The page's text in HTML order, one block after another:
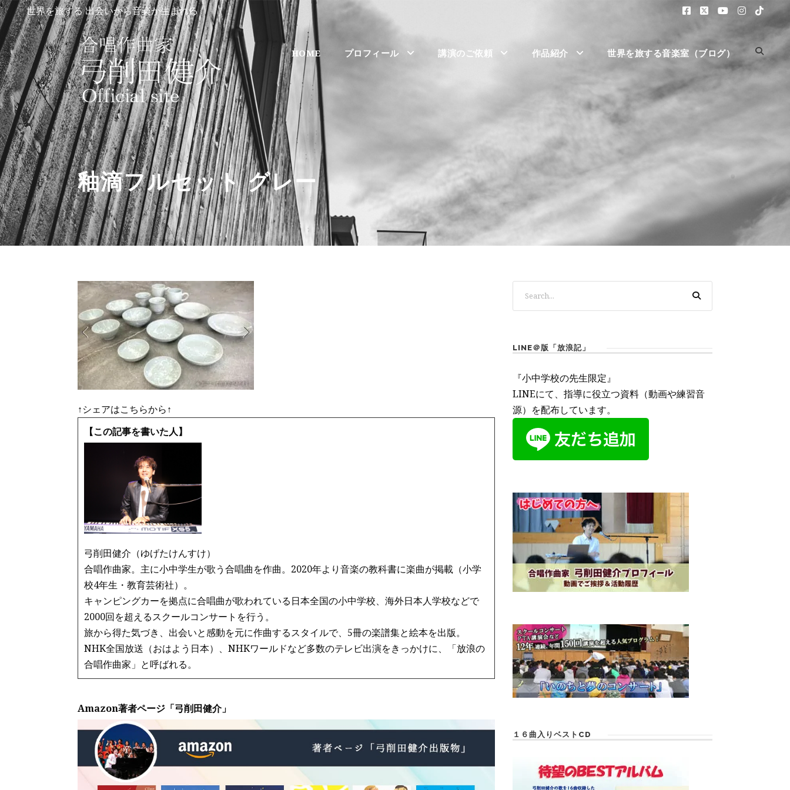
世界を旅する 出会いから音楽が生まれる
HOME プロフィール 講演のご依頼 作品紹介 世界を旅する音楽室（ブログ）
釉滴フルセット グレー
↑シェアはこちらから↑
【この記事を書いた人】
弓削田健介（ゆげたけんすけ）
合唱作曲家。主に小中学生が歌う合唱曲を作曲。2020年より音楽の教科書に楽曲が掲載（小学
校4年生・教育芸術社）。
キャンピングカーを拠点に合唱曲が歌われている日本全国の小中学校、海外日本人学校などで
2000回を超えるスクールコンサートを行う。
旅から得た気づき、出会いと感動を元に作曲するスタイルで、5冊の楽譜集と絵本を出版。
NHK全国放送（おはよう日本）、NHKワールドなど多数のテレビ出演をきっかけに、「放浪の
合唱作曲家」と呼ばれる。
Amazon著者ページ「弓削田健介」
LINE＠版「放浪記」
『小中学校の先生限定』
LINEにて、指導に役立つ資料（動画や練習音
源）を配布しています。
１６曲入りベストCD